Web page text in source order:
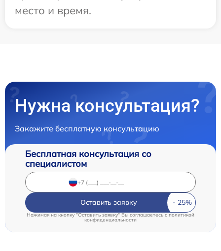
место и время.
Нужна консультация?
Закажите бесплатную консультацию
Бесплатная консультация со
специалистом
Оставить заявку
Нажимая на кнопку "Оставить заявку" Вы соглашаетесь c политикой
конфиденциальности